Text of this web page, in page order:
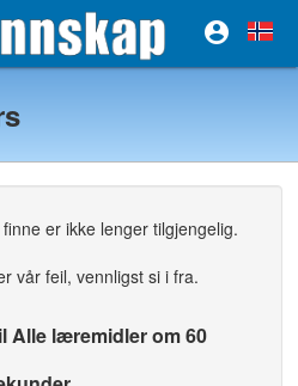

er ikke lenger tilgjengelig.
vår feil, vennligst si i fra.
Alle læremidler om 60